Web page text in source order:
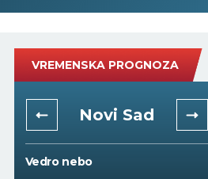
VREMENSKA PROGNOZA
Novi Sad
Vedro nebo